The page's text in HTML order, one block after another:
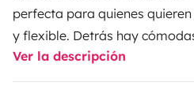
perfecta para quienes
y flexible. Detrás hay
delante una cama abatible,
amigos. El gran garaje tiene
Ver la descripción